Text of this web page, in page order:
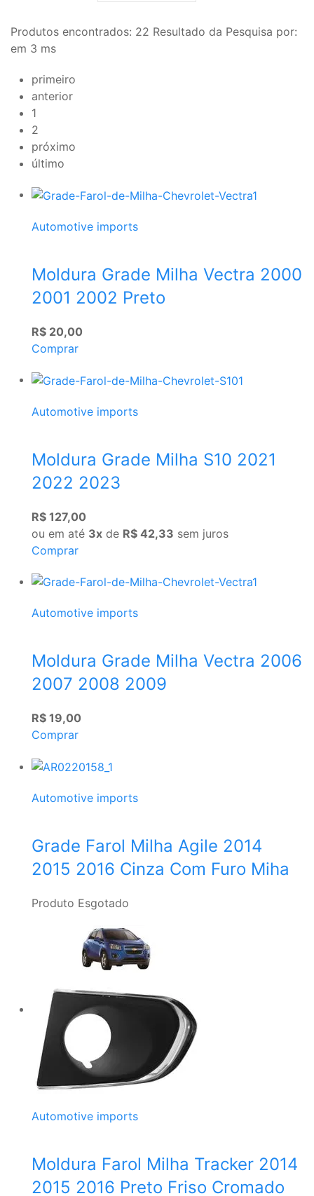
Produtos encontrados: 22 Resultado da Pesquisa por:
em 3 ms
primeiro
anterior
1
2
próximo
último
Automotive imports
Moldura Grade Milha Vectra 2000
2001 2002 Preto
R$ 20,00
Comprar
Automotive imports
Moldura Grade Milha S10 2021
2022 2023
R$ 127,00
ou em até 3x de R$ 42,33 sem juros
Comprar
Automotive imports
Moldura Grade Milha Vectra 2006
2007 2008 2009
R$ 19,00
Comprar
Automotive imports
Grade Farol Milha Agile 2014
2015 2016 Cinza Com Furo Miha
Produto Esgotado
Automotive imports
Moldura Farol Milha Tracker 2014
2015 2016 Preto Friso Cromado